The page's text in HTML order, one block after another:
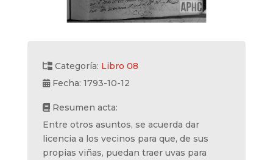
Categoría: Libro 08
Fecha: 1793-10-12
Resumen acta:
Entre otros asuntos, se acuerda dar
licencia a los vecinos para que, de sus
propias viñas, puedan traer uvas para